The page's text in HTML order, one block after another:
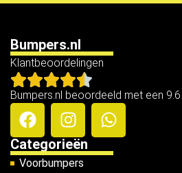
Bumpers.nl
Klantbeoordelingen
Bumpers.nl beoordeeld met een
Categorieën
Voorbumpers